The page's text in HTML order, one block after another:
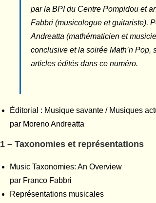
par la BPI du Centre Pompidou et
Fabbri (musicologue et guitariste),
Andreatta (mathématicien et
conclusive et la soirée Math’n Pop,
articles édités dans ce numéro.
Éditorial : Musique savante / Musiques
par Moreno Andreatta
1 – Taxonomies et représentations
Music Taxonomies: An Overview
par Franco Fabbri
Représentations musicales